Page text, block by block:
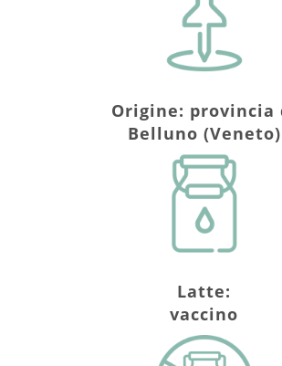
Origine: provincia
Belluno (Veneto)
Latte:
vaccino